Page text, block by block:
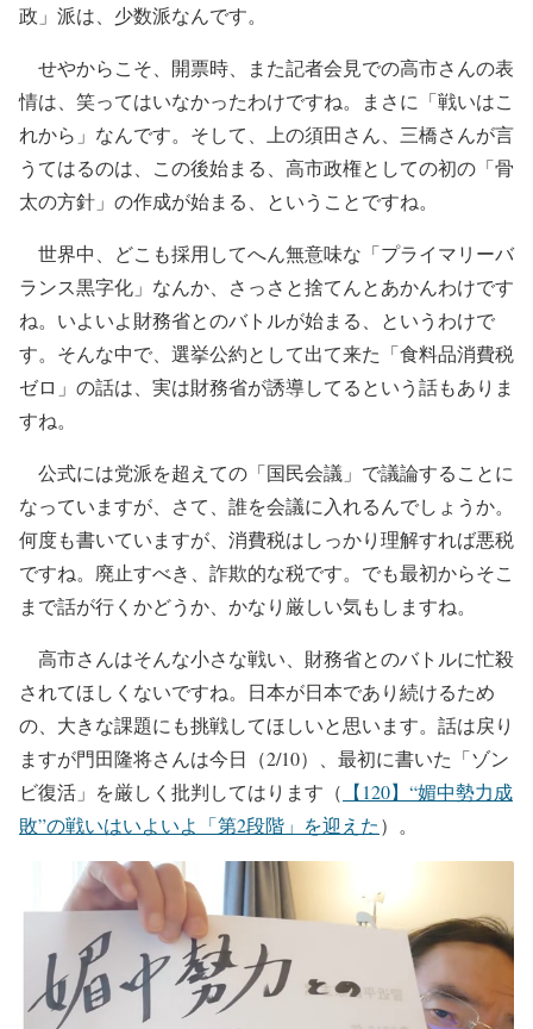
政」派は、少数派なんです。
せやからこそ、開票時、また記者会見での高市さんの表
情は、笑ってはいなかったわけですね。まさに「戦いはこ
れから」なんです。そして、上の須田さん、三橋さんが言
うてはるのは、この後始まる、高市政権としての初の「骨
太の方針」の作成が始まる、ということですね。
世界中、どこも採用してへん無意味な「プライマリーバ
ランス黒字化」なんか、さっさと捨てんとあかんわけです
ね。いよいよ財務省とのバトルが始まる、というわけで
す。そんな中で、選挙公約として出て来た「食料品消費税
ゼロ」の話は、実は財務省が誘導してるという話もありま
すね。
公式には党派を超えての「国民会議」で議論することに
なっていますが、さて、誰を会議に入れるんでしょうか。
何度も書いていますが、消費税はしっかり理解すれば悪税
ですね。廃止すべき、詐欺的な税です。でも最初からそこ
まで話が行くかどうか、かなり厳しい気もしますね。
高市さんはそんな小さな戦い、財務省とのバトルに忙殺
されてほしくないですね。日本が日本であり続けるため
の、大きな課題にも挑戦してほしいと思います。話は戻り
ますが門田隆将さんは今日（2/10）、最初に書いた「ゾン
ビ復活」を厳しく批判してはります（ 【120】“媚中勢力成
敗”の戦いはいよいよ「第2段階」を迎えた）。